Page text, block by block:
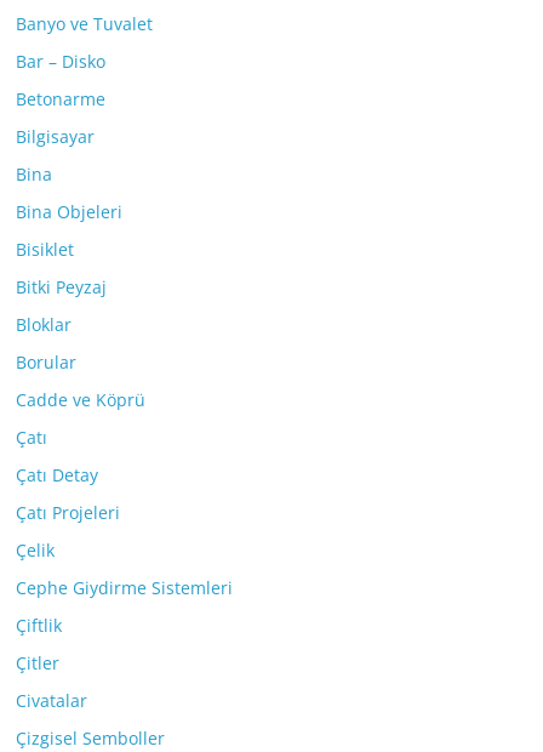
Banyo ve Tuvalet
Bar – Disko
Betonarme
Bilgisayar
Bina
Bina Objeleri
Bisiklet
Bitki Peyzaj
Bloklar
Borular
Cadde ve Köprü
Çatı
Çatı Detay
Çatı Projeleri
Çelik
Cephe Giydirme Sistemleri
Çiftlik
Çitler
Civatalar
Çizgisel Semboller